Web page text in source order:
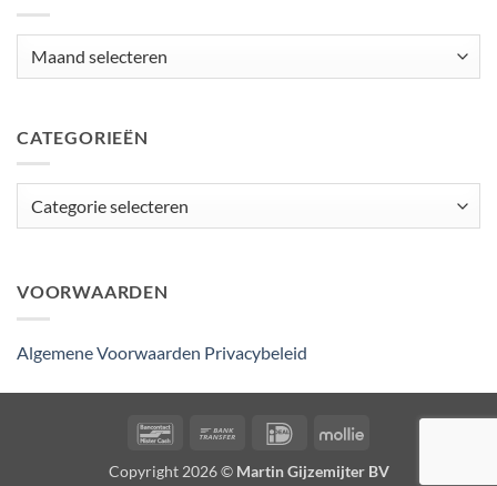
CATEGORIEËN
VOORWAARDEN
Algemene Voorwaarden Privacybeleid
BancontactBank
IDeal Mollie
Copyright 2026 © Martin Gijzemijter BV